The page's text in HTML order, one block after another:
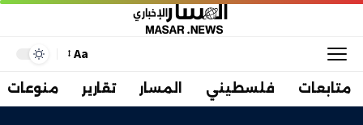
Aa
متابعات فلسطيني المسار تقارير منوعات